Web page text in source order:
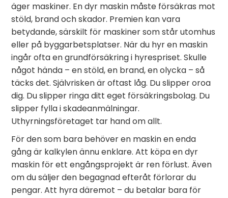
äger maskiner. En dyr maskin måste försäkras mot
stöld, brand och skador. Premien kan vara
betydande, särskilt för maskiner som står utomhus
eller på byggarbetsplatser. När du hyr en maskin
ingår ofta en grundförsäkring i hyrespriset. Skulle
något hända – en stöld, en brand, en olycka – så
täcks det. Självrisken är oftast låg. Du slipper oroa
dig. Du slipper ringa ditt eget försäkringsbolag. Du
slipper fylla i skadeanmälningar.
Uthyrningsföretaget tar hand om allt.
För den som bara behöver en maskin en enda
gång är kalkylen ännu enklare. Att köpa en dyr
maskin för ett engångsprojekt är ren förlust. Även
om du säljer den begagnad efteråt förlorar du
pengar. Att hyra däremot – du betalar bara för